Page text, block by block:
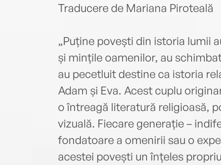
Traducere de Mariana Piroteală
„Puține povești din istoria lumii
și mințile oamenilor, au
au pecetluit destine ca istoria
Adam și Eva. Acest cuplu
o întreagă literatură religioasă,
vizuală. Fiecare generație –
fondatoare a omenirii sau o
acestei povești un înțeles